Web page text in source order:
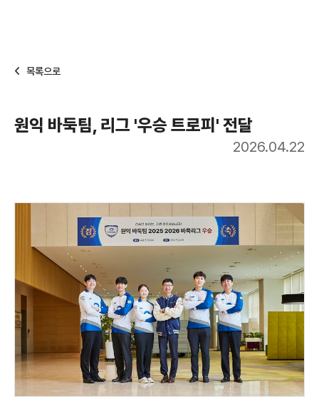
목록으로
원익 바둑팀, 리그 '우승 트로피' 전달
2026.04.22